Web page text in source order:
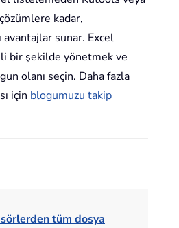
kadar,
avantajlar sunar. Excel
bir şekilde yönetmek ve
olanı seçin. Daha fazla
için blogumuzu takip
tüm dosya